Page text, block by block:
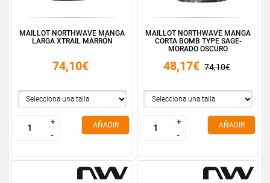
MAILLOT NORTHWAVE MANGA
LARGA XTRAIL MARRÓN
74,10€
+
-
+
-
AÑADIR
MAILLOT NORTHWAVE MANGA
CORTA BOMB TYPE SAGE-
MORADO OSCURO
48,17€ 74,10€
+
-
+
-
AÑADIR